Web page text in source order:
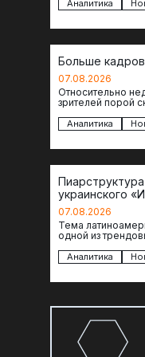
сомнительной
Аналитика
Больше
07.08.2026
Относительно
зрителей порой
Аналитика
украинского
07.08.2026
Тема
одной из
Аналитика